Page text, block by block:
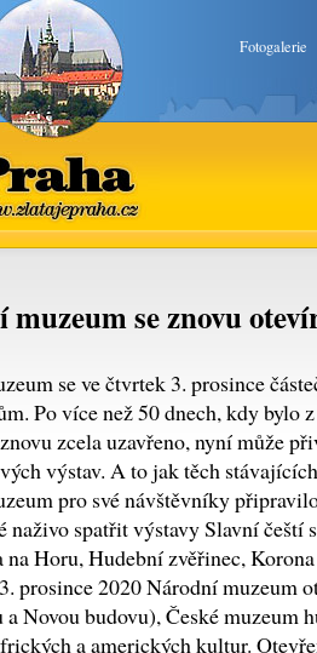
Fotogalerie
Praha
muzeum se znovu
se ve čtvrtek 3. prosince
Po více než 50 dnech, kdy bylo
zcela uzavřeno, nyní může
výstav. A to jak těch
pro své návštěvníky
naživo spatřit výstavy Slavní čeští
na Horu, Hudební zvěřinec,
prosince 2020 Národní muzeum
Novou budovu), České muzeum
a amerických kultur.